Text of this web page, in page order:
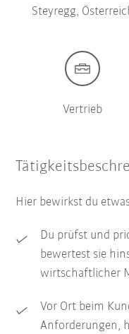
Steyregg,
Vertrieb
Hier bewirkst du
Du prüfst und
bewertest sie
wirtschaftlicher
Vor Ort beim
Anforderungen,